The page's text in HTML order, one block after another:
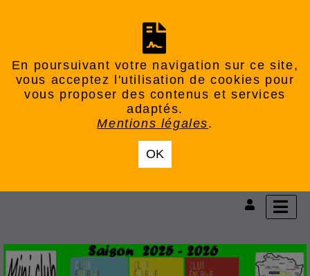
En poursuivant votre navigation sur ce site,
vous acceptez l'utilisation de cookies pour
vous proposer des contenus et services
adaptés.
Mentions légales.
OK